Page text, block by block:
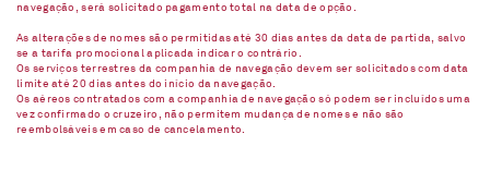
navegação, será solicitado pagamento total na data de opção.
As alterações de nomes são permitidas até 30 dias antes da data de partida, salvo
se a tarifa promocional aplicada indicar o contrário.
Os serviços terrestres da companhia de navegação devem ser solicitados com data
limite até 20 dias antes do início da navegação.
Os aéreos contratados com a companhia de navegação só podem ser incluídos uma
vez confirmado o cruzeiro, não permitem mudança de nomes e não são
reembolsáveis em caso de cancelamento.​